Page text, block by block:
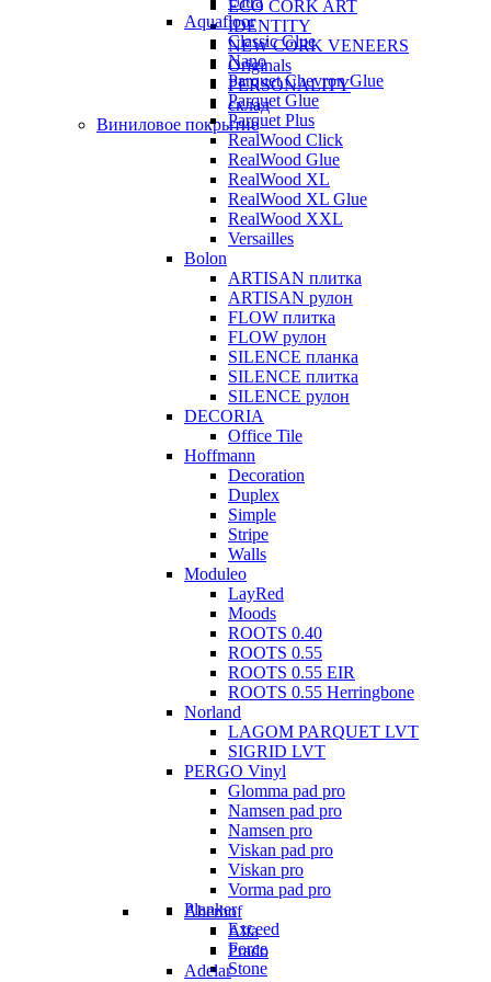
ECO CORK ART
IDENTITY
NEW CORK VENEERS
Originals
PERSONALITY
склад
Виниловое покрытие
Aquafloor
Classic Glue
Nano
Parquet Chevron Glue
Parquet Glue
Parquet Plus
RealWood Click
RealWood Glue
RealWood XL
RealWood XL Glue
RealWood XXL
Versailles
Bolon
ARTISAN плитка
ARTISAN рулон
FLOW плитка
FLOW рулон
SILENCE планка
SILENCE плитка
SILENCE рулон
DECORIA
Office Tile
Hoffmann
Decoration
Duplex
Simple
Stripe
Walls
Moduleo
LayRed
Moods
ROOTS 0.40
ROOTS 0.55
ROOTS 0.55 EIR
ROOTS 0.55 Herringbone
Norland
LAGOM PARQUET LVT
SIGRID LVT
PERGO Vinyl
Glomma pad pro
Namsen pad pro
Namsen pro
Viskan pad pro
Viskan pro
Vorma pad pro
Planker
Exceed
Force
Stone
Aberhof
Alfa
Prado
Adelar